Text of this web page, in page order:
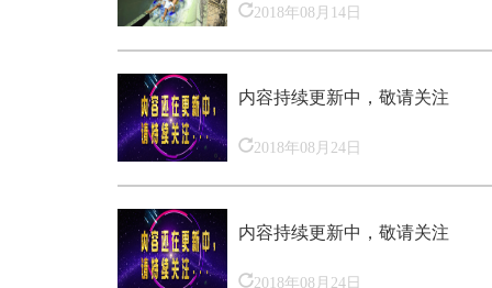
2018年08月14日
内容持续更新中，敬请关注
2018年08月24日
内容持续更新中，敬请关注
2018年08月24日